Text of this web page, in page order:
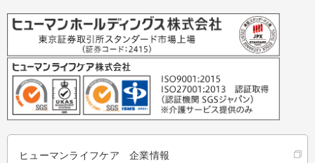
ヒューマンライフケア 企業情報